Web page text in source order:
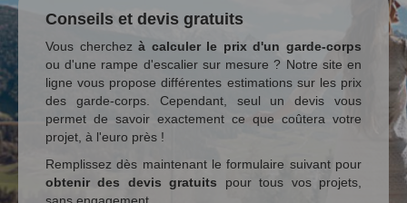
Conseils et devis gratuits
Vous cherchezà calculer le prix d'un garde-corps
ou d'une rampe d'escalier sur mesure ? Notre site en
ligne vous propose différentes estimations sur les prix
des garde-corps. Cependant, seul un devis vous
permet de savoir exactement ce que coûtera votre
projet, à l'euro près !
Remplissez dès maintenant le formulaire suivant pour
obtenir des devis gratuits pour tous vos projets,